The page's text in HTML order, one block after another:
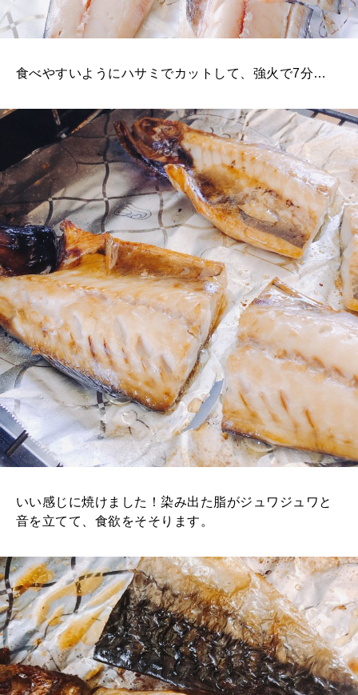
食べやすいようにハサミでカットして、強火で7分…
いい感じに焼けました！染み出た脂がジュワジュワと
音を立てて、食欲をそそります。